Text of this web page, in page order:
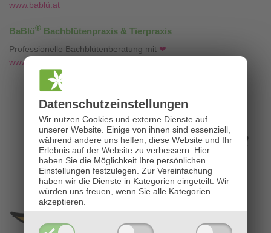
Datenschutz­einstellungen
Wir nutzen Cookies und externe Dienste auf
unserer Website. Einige von ihnen sind essenziell,
während andere uns helfen, diese Website und Ihr
Erlebnis auf der Website zu verbessern. Hier
haben Sie die Möglichkeit Ihre persönlichen
Einstellungen festzulegen. Zur Vereinfachung
haben wir die Dienste in Kategorien eingeteilt. Wir
würden uns freuen, wenn Sie alle Kategorien
akzeptieren.
www.bablü.at
BaBlü® Bachblütenpraxis & Tierpraxis
Professionelle Bachblütenberatung mit ❤
www.die-bachblütenpraxis.at